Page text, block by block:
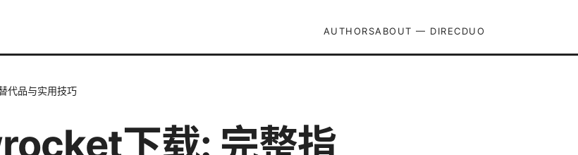
AUTHORSABOUT — DIRECDUO
代品与实用技巧
下载: 完整指